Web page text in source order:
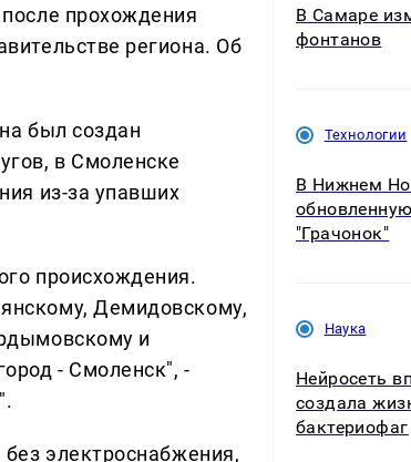
прохождения
региона. Об
был создан
в Смоленске
из-за упавших
происхождения.
Демидовскому,
и
- Смоленск", -
электроснабжения,
В Самаре
фонтанов
Технологии
В Нижнем
"Грачонок"
Наука
Нейросеть
создала
бактериофаг